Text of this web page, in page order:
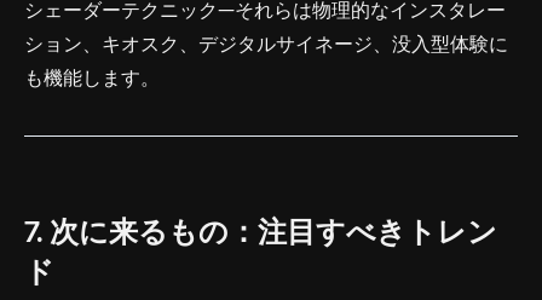
シェーダーテクニック—それらは物理的なインスタレー
ション、キオスク、デジタルサイネージ、没入型体験に
も機能します。
7. 次に来るもの：注目すべきトレン
ド